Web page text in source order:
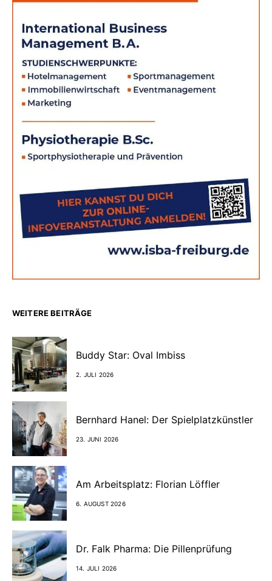
WEITERE BEITRÄGE
Buddy Star: Oval Imbiss
2. JULI 2026
Bernhard Hanel: Der Spielplatzkünstler
23. JUNI 2026
Am Arbeitsplatz: Florian Löffler
6. AUGUST 2026
Dr. Falk Pharma: Die Pillenprüfung
14. JULI 2026